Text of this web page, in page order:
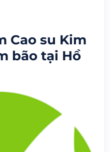
Cao su Kim
bão tại Hồ